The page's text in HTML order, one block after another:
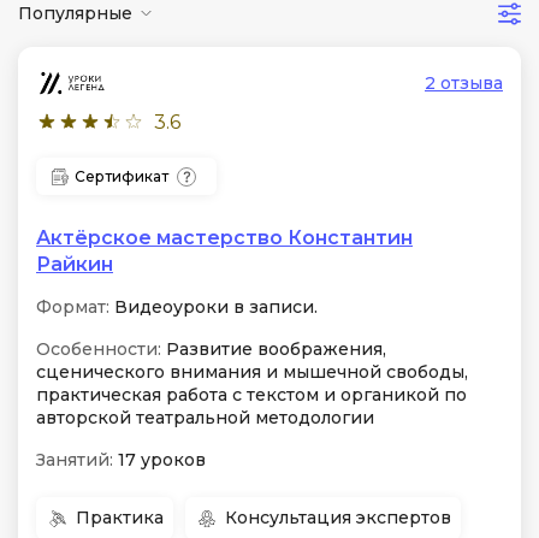
Популярные
3.6
2 отзыва
Сертификат
Актёрское мастерство Константин
Райкин
Формат: Видеоуроки в записи.
Особенности: Развитие воображения,
сценического внимания и мышечной свободы,
практическая работа с текстом и органикой по
авторской театральной методологии
Занятий: 17 уроков
Практика Консультация экспертов